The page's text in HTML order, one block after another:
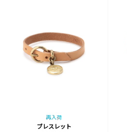
再入荷
ブレスレット